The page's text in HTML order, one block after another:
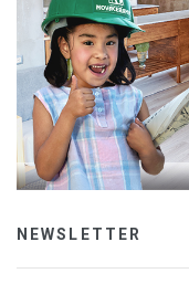
NEWSLETTER